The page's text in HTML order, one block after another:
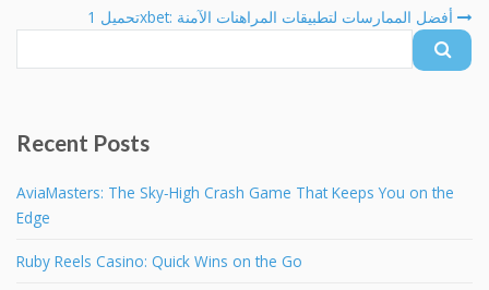
Recent Posts
AviaMasters: The Sky‑High Crash Game That Keeps You on the
Edge
Ruby Reels Casino: Quick Wins on the Go